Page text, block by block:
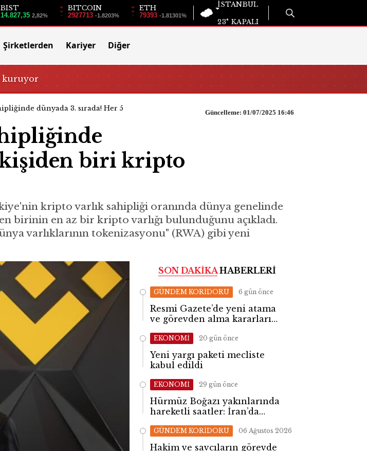
BIST
14.827,35 2,82%
BITCOIN
2927713 -1.8203%
ETH
79393 -1.81301%
İSTANBUL
23° KAPALI
Şirketlerden Kariyer Diğer
kuruyor
dünyada 3. sırada! Her 5
Güncelleme: 01/07/2025 16:46
kişiden biri kripto
kripto varlık sahipliği oranında dünya genelinde
birinin en az bir kripto varlığı bulunduğunu açıkladı.
varlıklarının tokenizasyonu" (RWA) gibi yeni
SON DAKİKAHABERLERİ
GÜNDEM KORİDORU 6 gün önce
Resmi Gazete’de yeni atama
ve görevden alma kararları
EKONOMİ 20 gün önce
Yeni yargı paketi mecliste
kabul edildi
EKONOMİ 29 gün önce
Hürmüz Boğazı yakınlarında
hareketli saatler: İran’da
GÜNDEM KORİDORU 06 Ağustos 2026
Hakim ve savcıların görevde